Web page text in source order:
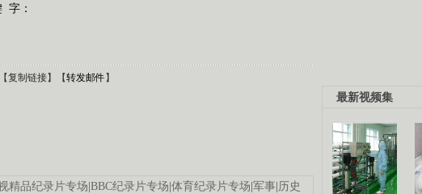
字：
【复制链接】【转发邮件 】
精品纪录片专场 BBC纪录片专场 体育纪录片专场 军事 历史
最新视频集